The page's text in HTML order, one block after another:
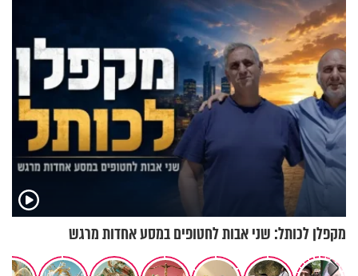
מקפלן לכותל: שני אבות לחטופים במסע אחדות מרגש